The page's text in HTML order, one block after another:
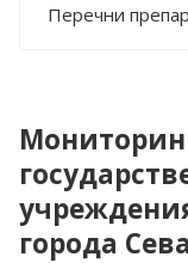
Перечни
города